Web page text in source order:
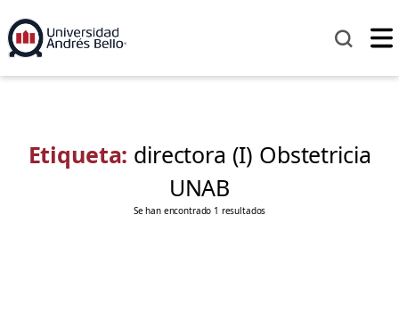
Etiqueta: directora (I) Obstetricia
UNAB
Se han encontrado 1 resultados